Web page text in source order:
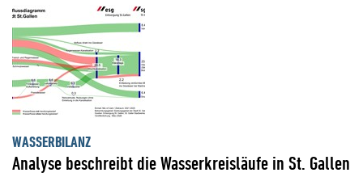
WASSERBILANZ
Analyse beschreibt die Wasserkreisläufe in St. Gallen